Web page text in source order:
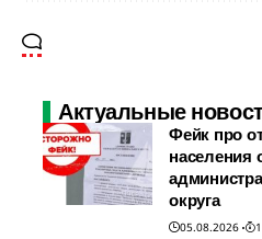
Актуальные
Фейк про
населения
округа
05.08.2026